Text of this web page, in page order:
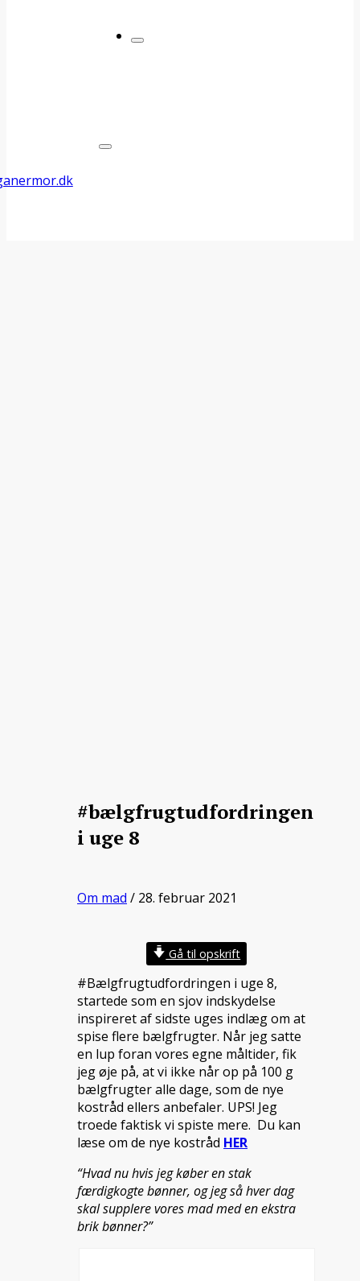
#bælgfrugtudfordringen
i uge 8
Om mad / 28. februar 2021
Gå til opskrift
#Bælgfrugtudfordringen i uge 8,
startede som en sjov indskydelse
inspireret af sidste uges indlæg om at
spise flere bælgfrugter. Når jeg satte
en lup foran vores egne måltider, fik
jeg øje på, at vi ikke når op på 100 g
bælgfrugter alle dage, som de nye
kostråd ellers anbefaler. UPS! Jeg
troede faktisk vi spiste mere. Du kan
læse om de nye kostråd HER
“Hvad nu hvis jeg køber en stak
færdigkogte bønner, og jeg så hver dag
skal supplere vores mad med en ekstra
brik bønner?”